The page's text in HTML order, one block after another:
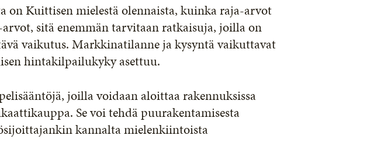
on Kuittisen mielestä olennaista, kuinka raja-arvot
sitä enemmän tarvitaan ratkaisuja, joilla on
vaikutus. Markkinatilanne ja kysyntä vaikuttavat
hintakilpailukyky asettuu.
joilla voidaan aloittaa rakennuksissa
Se voi tehdä puurakentamisesta
kannalta mielenkiintoista